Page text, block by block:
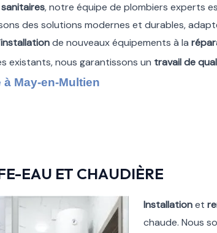
, notre équipe de plombiers experts
des solutions modernes et durables,
installationde nouveaux équipements à la
existants, nous garantissons un travail de
May-en-Multien
EAU ET CHAUDIÈRE
Installationet
chaude. Nous